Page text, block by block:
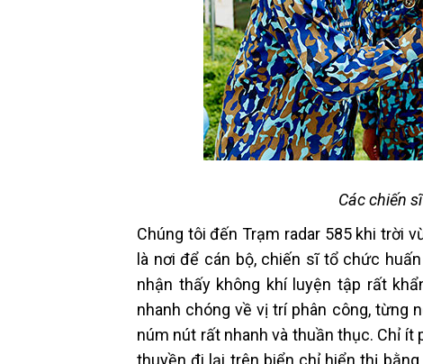
Các chiến
Chúng tôi đến Trạm radar 585 khi trời
là nơi để cán bộ, chiến sĩ tổ chức
nhận thấy không khí luyện tập rất
nhanh chóng về vị trí phân công, từng
núm nút rất nhanh và thuần thục. Chỉ
thuyền đi lại trên biển chỉ hiển thị